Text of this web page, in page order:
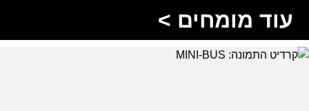
עוד מומחים >